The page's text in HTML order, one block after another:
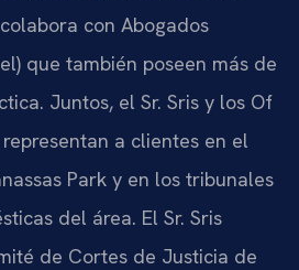
con Abogados
que también poseen más de
Juntos, el Sr. Sris y los Of
a clientes en el
Park y en los tribunales
del área. El Sr. Sris
de Cortes de Justicia de